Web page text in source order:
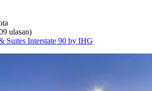
ulasan)
Suites Interstate 90 by IHG